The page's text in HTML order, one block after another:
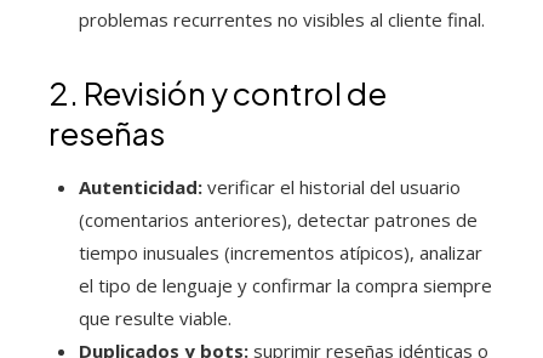
problemas recurrentes no visibles al cliente final.
2. Revisión y control de
reseñas
Autenticidad: verificar el historial del usuario
(comentarios anteriores), detectar patrones de
tiempo inusuales (incrementos atípicos), analizar
el tipo de lenguaje y confirmar la compra siempre
que resulte viable.
Duplicados y bots: suprimir reseñas idénticas o